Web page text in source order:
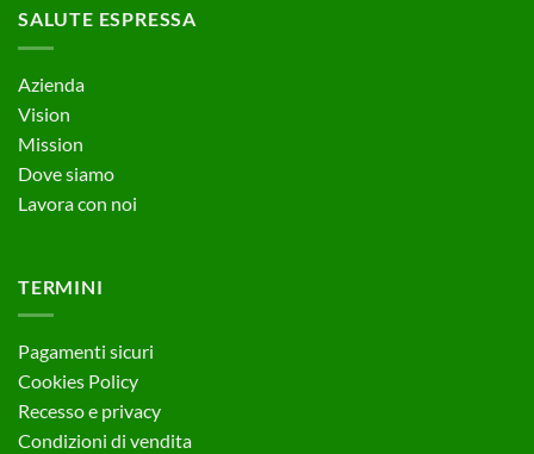
SALUTE ESPRESSA
Azienda
Vision
Mission
Dove siamo
Lavora con noi
TERMINI
Pagamenti sicuri
Cookies Policy
Recesso e privacy
Condizioni di vendita